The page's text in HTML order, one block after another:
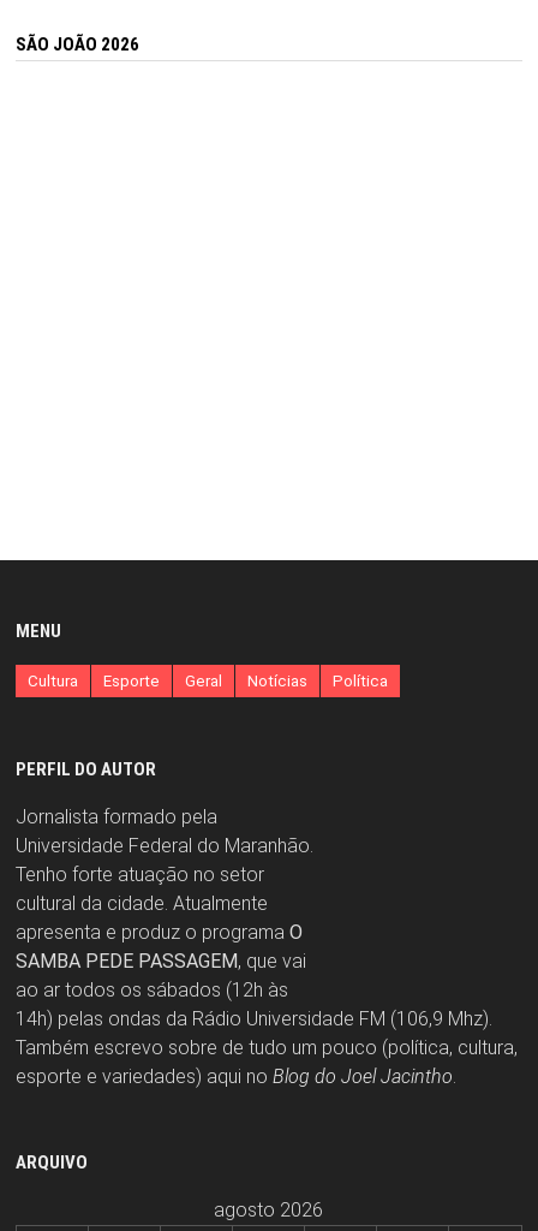
SÃO JOÃO 2026
MENU
Cultura Esporte Geral Notícias Política
PERFIL DO AUTOR
Jornalista formado pela
Universidade Federal do Maranhão.
Tenho forte atuação no setor
cultural da cidade. Atualmente
apresenta e produz o programa O
SAMBA PEDE PASSAGEM, que vai
ao ar todos os sábados (12h às
14h) pelas ondas da Rádio Universidade FM (106,9 Mhz).
Também escrevo sobre de tudo um pouco (política, cultura,
esporte e variedades) aqui no Blog do Joel Jacintho
ARQUIVO
agosto 2026